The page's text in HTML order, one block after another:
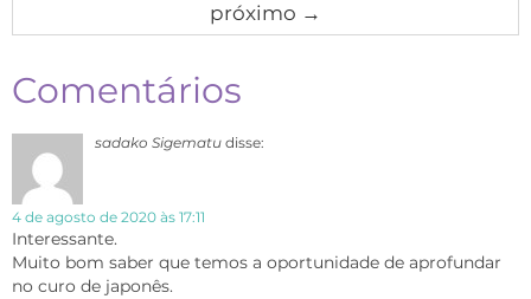
próximo →
Comentários
sadako Sigematu disse:
4 de agosto de 2020 às 17:11
Interessante.
Muito bom saber que temos a oportunidade de aprofundar
no curo de japonês.